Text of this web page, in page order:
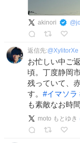
akinori @
返信先:@XylitorXe
お忙しい中ご
頃。丁度静岡
残っていて、
す。 #イマソラ
も素敵なお時
moto もとゆき